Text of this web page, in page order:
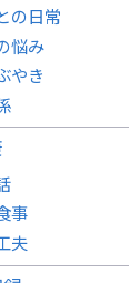
の日常
悩み
やき
事
夫